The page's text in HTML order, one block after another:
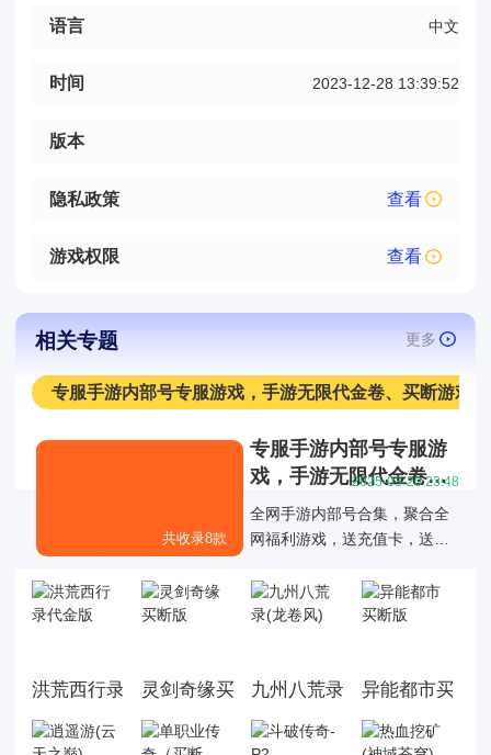
语言 中文
时间 2023-12-28 13:39:52
版本
隐私政策 查看
游戏权限 查看
相关专题 更多
专服手游内部号专服游戏，手游无限代金卷、买断游戏
共收录8款
专服手游内部号专服游
戏，手游无限代金卷、
买断游戏
2025-03-20 23:48
全网手游内部号合集，聚合全
网福利游戏，送充值卡，送代
接送等专服游戏大全，为玩家
提供仙侠传奇回合二次元等多
洪荒西行录代金版灵剑奇缘买断版九州八荒录(龙卷风)异能都市买断版